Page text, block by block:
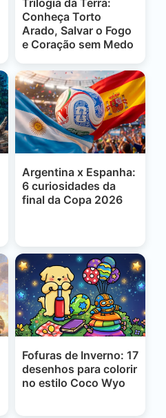
Trilogia da Terra:
Conheça Torto
Arado, Salvar o Fogo
e Coração sem Medo
Argentina x Espanha:
6 curiosidades da
final da Copa 2026
Fofuras de Inverno: 17
desenhos para colorir
no estilo Coco Wyo